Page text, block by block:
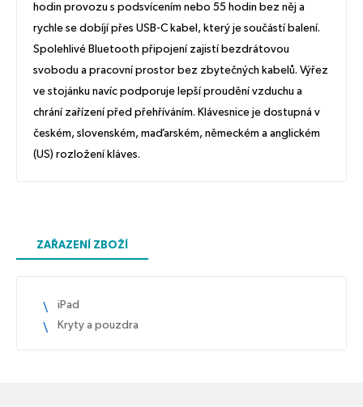
hodin provozu s podsvícením nebo 55 hodin bez něj a
rychle se dobíjí přes USB-C kabel, který je součástí balení.
Spolehlivé Bluetooth připojení zajistí bezdrátovou
svobodu a pracovní prostor bez zbytečných kabelů. Výřez
ve stojánku navíc podporuje lepší proudění vzduchu a
chrání zařízení před přehříváním. Klávesnice je dostupná v
českém, slovenském, maďarském, německém a anglickém
(US) rozložení kláves.
ZAŘAZENÍ ZBOŽÍ
iPad
Kryty a pouzdra